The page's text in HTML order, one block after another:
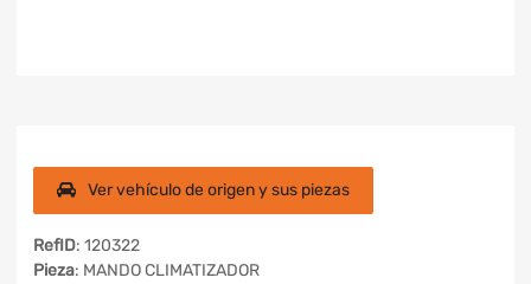
Ver vehículo de origen y sus piezas
RefID: 120322
Pieza: MANDO CLIMATIZADOR